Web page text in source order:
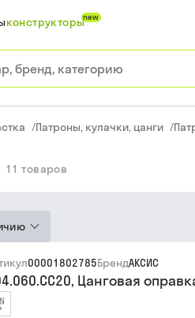
конструкторыnew
/Патроны, кулачки, цанги /
11 товаров
00001802785БрендАКСИС
Цанговая